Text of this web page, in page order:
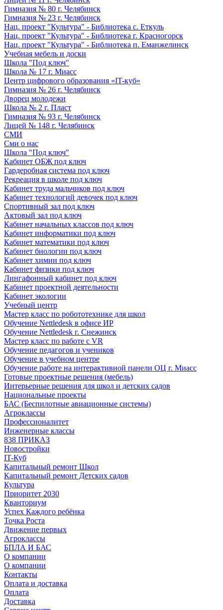
Гимназия № 80 г. Челябинск
Гимназия № 23 г. Челябинск
Нац. проект "Культура" - Библиотека с. Еткуль
Нац. проект "Культура" - Библиотека г. Красногорск
Нац. проект "Культура" - Библиотека п. Еманжелинск
Учебная мебель и доски
Школа "Под ключ"
Школа № 17 г. Миасс
Центр цифрового образования «IT-куб»
Гимназия № 26 г. Челябинск
Дворец молодежи
Школа № 2 г. Пласт
Гимназия № 93 г. Челябинск
Лицей № 148 г. Челябинск
СМИ
Сми о нас
Школа "Под ключ"
Кабинет ОБЖ под ключ
Гардеробная система под ключ
Рекреация в школе под ключ
Кабинет труда мальчиков под ключ
Кабинет технологий девочек под ключ
Спортивный зал под ключ
Актовый зал под ключ
Кабинет начальных классов под ключ
Кабинет информатики под ключ
Кабинет математики под ключ
Кабинет биологии под ключ
Кабинет химии под ключ
Кабинет физики под ключ
Лингафонный кабинет под ключ
Кабинет проектной деятельности
Кабинет экологии
Учебный центр
Мастер класс по робототехнике для школ
Обучение Nettledesk в офисе ИР
Обучение Nettledesk г. Снежинск
Мастер класс по работе с VR
Обучение педагогов и учеников
Обучение в учебном центре
Обучение работе на интерактивной панели ОЦ г. Миасс
Готовые проектные решения (мебель)
Интерьерные решения для школ и детских садов
Национальные проекты
БАС (Беспилотные авиационные системы)
Агроклассы
Профессионалитет
Инженерные классы
838 ПРИКАЗ
Новостройки
IT-Куб
Капитальный ремонт Школ
Капитальный ремонт Детских садов
Культура
Приоритет 2030
Кванториум
Успех Каждого ребёнка
Точка Роста
Движение первых
Агроклассы
БПЛА И БАС
О компании
О компании
Контакты
Оплата и доставка
Оплата
Доставка